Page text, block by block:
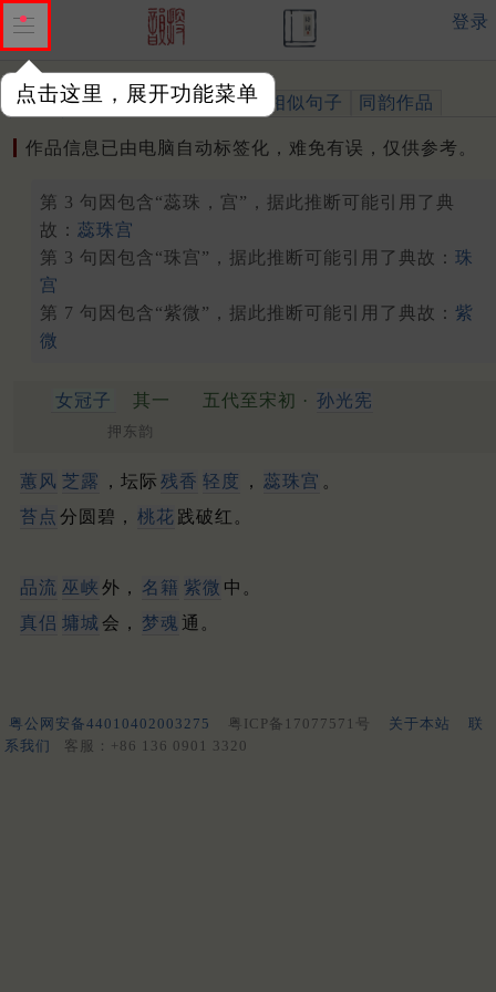
点击这里，展开功能菜单
登录
作品 标注四声 出处、引用 相似句子 同韵作品
作品信息已由电脑自动标签化，难免有误，仅供参考。
第 3 句因包含“蕊珠，宫”，据此推断可能引用了典
故： 蕊珠宫
第 3 句因包含“珠宫”，据此推断可能引用了典故： 珠
宫
第 7 句因包含“紫微”，据此推断可能引用了典故： 紫
微
女冠子 其一 五代至宋初 · 孙光宪
押东韵
蕙风 芝露 ，坛际 残香 轻度 ， 蕊珠宫 。
苔点 分圆碧， 桃花 践破红。
品流 巫峡 外， 名籍 紫微 中。
真侣 墉城 会， 梦魂 通。
粤公网安备44010402003275 粤ICP备17077571号 关于本站
联
系我们
客服：+86 136 0901 3320